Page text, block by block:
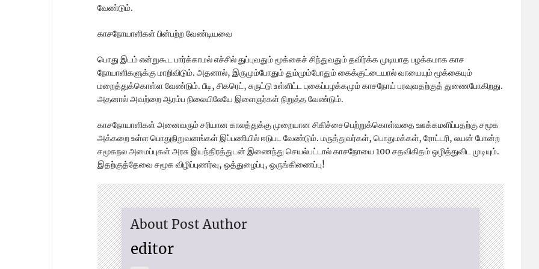
வேண்டும்.
காசநோயாளிகள் பின்பற்ற வேண்டியவை
பொது இடம் என்றுகூட பார்க்காமல் எச்சில் துப்புவதும் மூக்கைச் சிந்துவதும் தவிர்க்க முடியாத பழக்கமாக காச
நோயாளிகளுக்கு மாறிவிடும். அதனால், இருமும்போதும் தும்மும்போதும் கைக்குட்டையால் வாயையும் மூக்கையும்
மறைத்துக்கொள்ள வேண்டும். பீடி, சிகரெட், சுருட்டு உள்ளிட்ட புகைப்பழக்கமும் காசநோய் பரவுவதற்குத் துணைபோகிறது.
அதனால் அவற்றை ஆரம்ப நிலையிலேயே இளைஞர்கள் நிறுத்த வேண்டும்.
காசநோயாளிகள் அனைவரும் சரியான காலத்துக்கு முறையான சிகிச்சைபெற்றுக்கொள்வதை ஊக்கமளிப்பதற்கு சமூக
அக்கறை உள்ள பொதுநிறுவனங்கள் இப்பணியில் ஈடுபட வேண்டும். மருத்துவர்கள், பொதுமக்கள், ரோட்டரி, லயன் போன்ற
சமூகநல அமைப்புகள் அரசு இயந்திரத்துடன் இணைந்து செயல்பட்டால் காசநோயை 100 சதவிகிதம் ஒழித்துவிட முடியும்.
இதற்குத்தேவை சமூக விழிப்புணர்வு, ஒத்துழைப்பு, ஒருங்கிணைப்பு!
About Post Author
editor